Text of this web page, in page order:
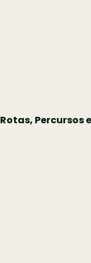
Rotas, Percursos